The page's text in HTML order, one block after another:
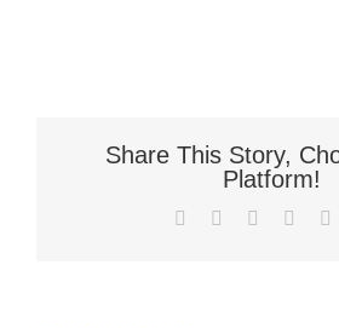
Share This Story,
Platform!
Facebook LinkedIn